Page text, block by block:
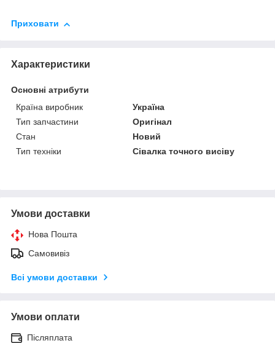
Приховати
Характеристики
Основні атрибути
Країна виробник
Україна
Тип запчастини
Оригінал
Стан
Новий
Тип техніки
Сівалка точного висіву
Умови доставки
Нова Пошта
Самовивіз
Всі умови доставки
Умови оплати
Післяплата